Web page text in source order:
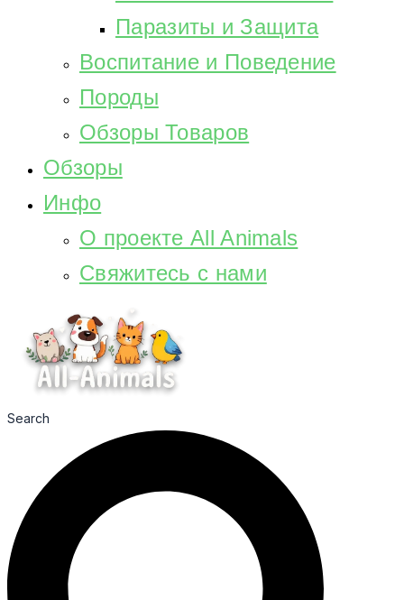
Паразиты и Защита
Воспитание и Поведение
Породы
Обзоры Товаров
Обзоры
Инфо
О проекте All Animals
Свяжитесь с нами
Search